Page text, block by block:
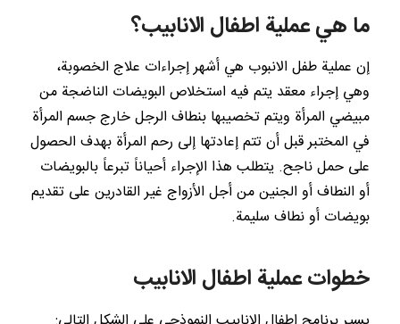
ما هي عملية اطفال الانابيب؟
إن عملية طفل الانبوب هي أشهر إجراءات علاج الخصوبة،
وهي إجراء معقد يتم فيه استخلاص البويضات الناضجة من
مبيضي المرأة ويتم تخصيبها بنطاف الرجل خارج جسم المرأة
في المختبر قبل أن تتم إعادتها إلى رحم المرأة بهدف الحصول
على حمل ناجح. يتطلب هذا الإجراء أحياناً تبرعاً بالبويضات
أو النطاف أو الجنين من أجل الأزواج غير القادرين على تقديم
بويضات أو نطاف سليمة.
خطوات عملية اطفال الانابيب